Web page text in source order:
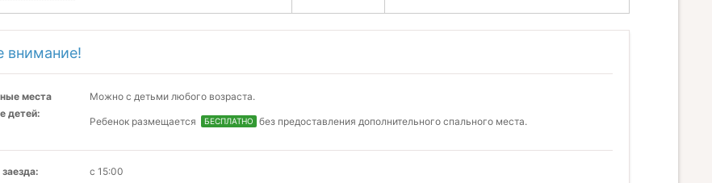
внимание!
места
детей:
Можно с детьми любого возраста.
Ребенок размещается БЕСПЛАТНО без предоставления дополнительного спального места.
с 15:00